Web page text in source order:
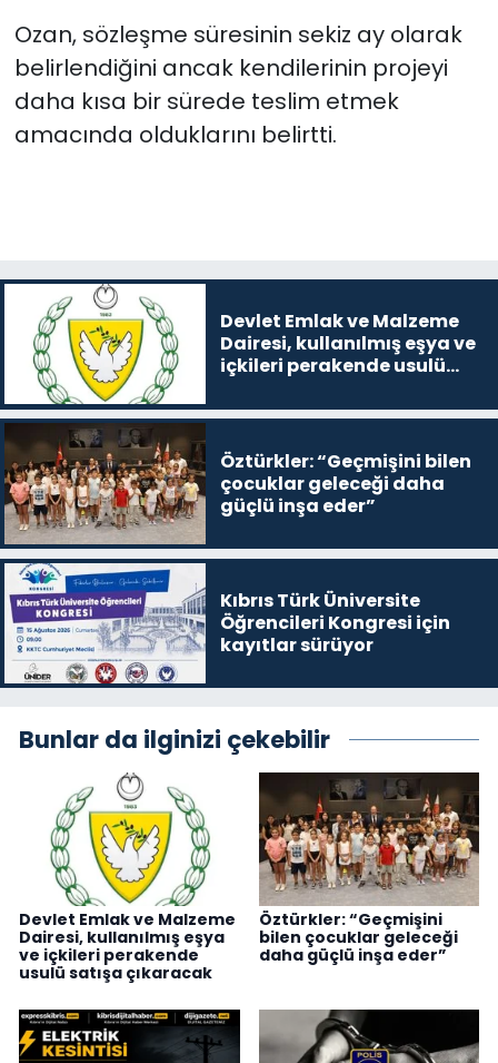
Ozan, sözleşme süresinin sekiz ay olarak
belirlendiğini ancak kendilerinin projeyi
daha kısa bir sürede teslim etmek
amacında olduklarını belirtti.
Devlet Emlak ve Malzeme
Dairesi, kullanılmış eşya ve
içkileri perakende usulü
Öztürkler: “Geçmişini bilen
çocuklar geleceği daha
güçlü inşa eder”
Kıbrıs Türk Üniversite
Öğrencileri Kongresi için
kayıtlar sürüyor
Bunlar da ilginizi çekebilir
Devlet Emlak ve Malzeme
Dairesi, kullanılmış eşya
ve içkileri perakende
usulü satışa çıkaracak
Öztürkler: “Geçmişini
bilen çocuklar geleceği
daha güçlü inşa eder”